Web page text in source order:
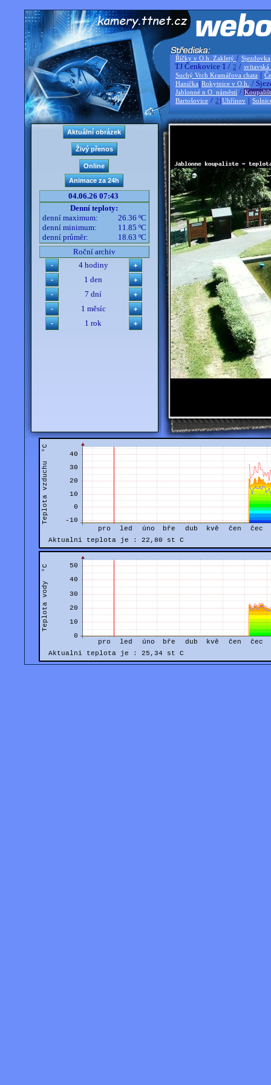
Říčky v O.h. Zakletý / Sjezdovka
TJ Čenkovice 1 / 2 / svitavská
Suchý Vrch Kramářova chata |
Hanička |Rokytnice v O.h. /
Jablonné n O. náměstí /
Bartošovice / 2 |Uhřínov |
04.06.26 07:43
Denní teploty:
denní maximum:
26.36 ºC
denní minimum:
11.85 ºC
denní průměr:
18.63 ºC
Roční archiv
4 hodiny
1 den
7 dní
1 měsíc
1 rok